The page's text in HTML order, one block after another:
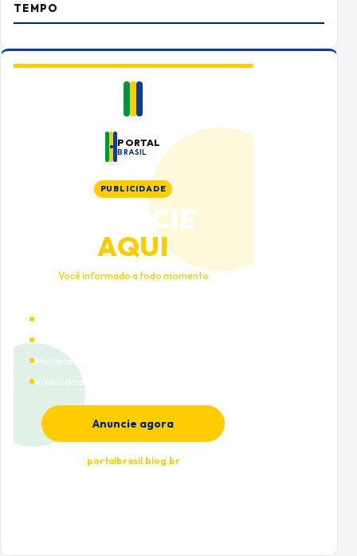
TEMPO
PORTAL
BRASIL
PUBLICIDADE
ANUNCIE
AQUI
Você informado a todo momento
Múltiplas categorias
Visibilidade premium
Anuncie agora
portalbrasil.blog.br